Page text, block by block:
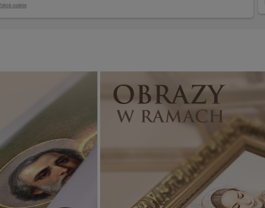
Banery religijne